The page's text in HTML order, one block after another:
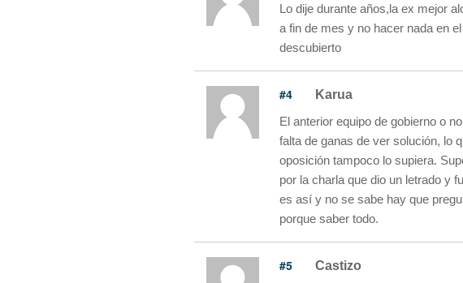
Lo dije durante años,la ex mejor
a fin de mes y no hacer nada en
descubierto
#4 Karua
El anterior equipo de gobierno o
falta de ganas de ver solución, lo
oposición tampoco lo supiera.
por la charla que dio un letrado y
es así y no se sabe hay que
porque saber todo.
#5 Castizo